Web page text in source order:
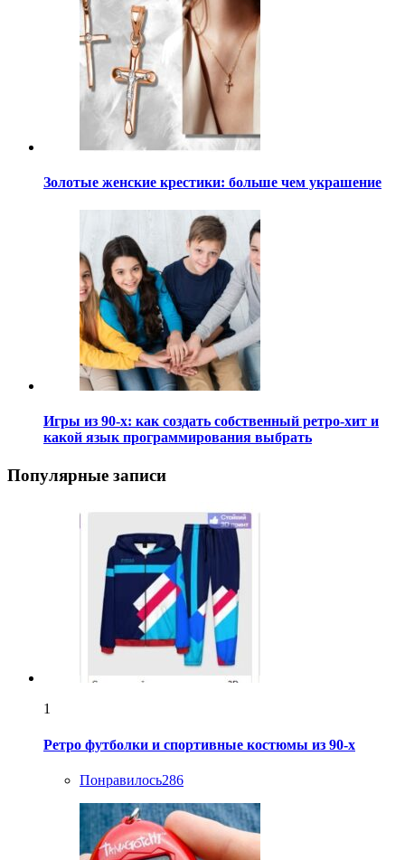
Золотые женские крестики: больше чем украшение
Игры из 90-х: как создать собственный ретро-хит и
какой язык программирования выбрать
Популярные записи
1
Ретро футболки и спортивные костюмы из 90-х
Понравилось286